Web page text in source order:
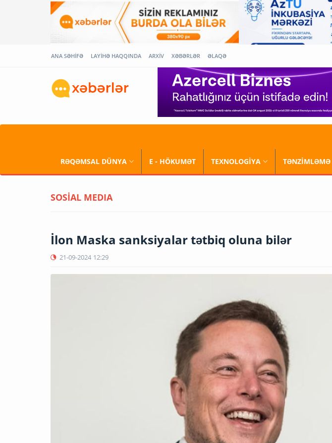
ANA SƏHİFƏ LAYİHƏ HAQQINDA ARXİV XƏBƏRLƏR ƏLAQƏ
RƏQƏMSAL DÜNYA E - HÖKUMƏT TEXNOLOGİYA TƏNZİMLƏMƏ
SOSİAL MEDIA
İlon Maska sanksiyalar tətbiq oluna bilər
21-09-2024 12:29